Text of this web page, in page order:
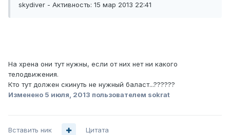
skydiver - Активность: 15 мар 2013 22:41
На хрена они тут нужны, если от них нет ни какого
телодвижения.
Кто тут должен скинуть не нужный баласт...??????
Изменено 5 июля, 2013 пользователем sokrat
Вставить ник Цитата